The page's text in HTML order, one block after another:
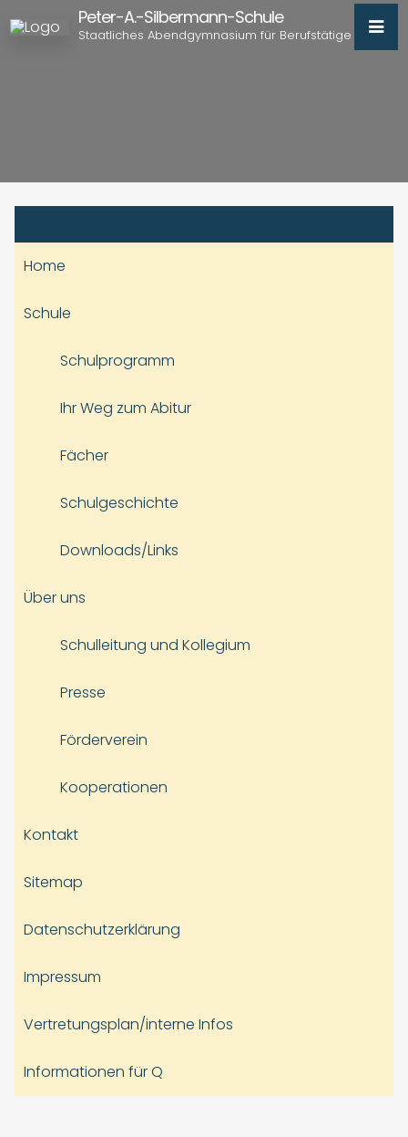
Peter-A.-Silbermann-Schule
Staatliches Abendgymnasium für Berufstätige
Home
Schule
Schulprogramm
Ihr Weg zum Abitur
Fächer
Schulgeschichte
Downloads/Links
Über uns
Schulleitung und Kollegium
Presse
Förderverein
Kooperationen
Kontakt
Sitemap
Datenschutzerklärung
Impressum
Vertretungsplan/interne Infos
Informationen für Q